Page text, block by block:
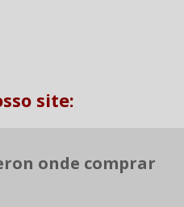
site:
onde comprar